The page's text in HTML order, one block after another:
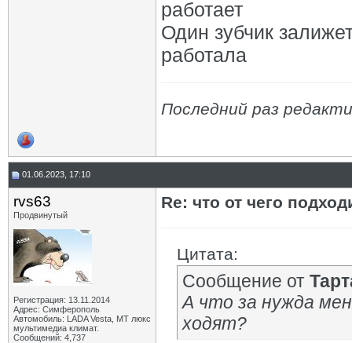
работает
Один зубчик
работала
Последний раз
01.06.2023, 17:10
rvs63
Продвинутый
Регистрация: 13.11.2014
Адрес: Симферополь
Автомобиль: LADA Vesta, МТ люкс
мультимедиа климат.
Сообщений: 4,737
Re: что от чего
Цитата:
Сообщение от
А что за нужда
ходят?